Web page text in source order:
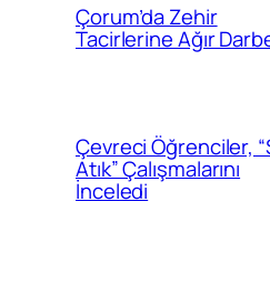
Çorum’da Zehir
Tacirlerine Ağır
Çevreci Öğrenciler,
Atık” Çalışmalarını
İnceledi